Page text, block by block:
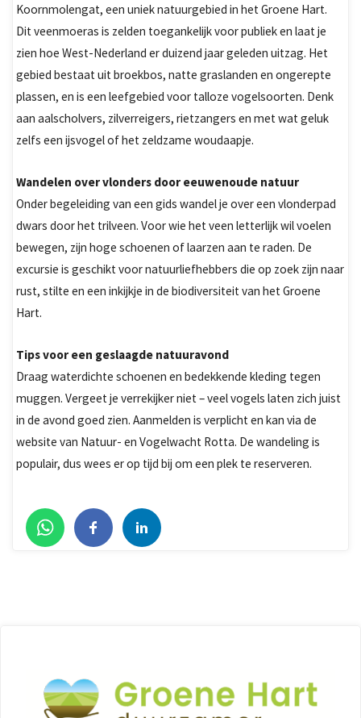
Koornmolengat, een uniek natuurgebied in het Groene Hart.
Dit veenmoeras is zelden toegankelijk voor publiek en laat je
zien hoe West-Nederland er duizend jaar geleden uitzag. Het
gebied bestaat uit broekbos, natte graslanden en ongerepte
plassen, en is een leefgebied voor talloze vogelsoorten. Denk
aan aalscholvers, zilverreigers, rietzangers en met wat geluk
zelfs een ijsvogel of het zeldzame woudaapje.
Wandelen over vlonders door eeuwenoude natuur
Onder begeleiding van een gids wandel je over een vlonderpad
dwars door het trilveen. Voor wie het veen letterlijk wil voelen
bewegen, zijn hoge schoenen of laarzen aan te raden. De
excursie is geschikt voor natuurliefhebbers die op zoek zijn naar
rust, stilte en een inkijkje in de biodiversiteit van het Groene
Hart.
Tips voor een geslaagde natuuravond
Draag waterdichte schoenen en bedekkende kleding tegen
muggen. Vergeet je verrekijker niet – veel vogels laten zich juist
in de avond goed zien. Aanmelden is verplicht en kan via de
website van Natuur- en Vogelwacht Rotta. De wandeling is
populair, dus wees er op tijd bij om een plek te reserveren.